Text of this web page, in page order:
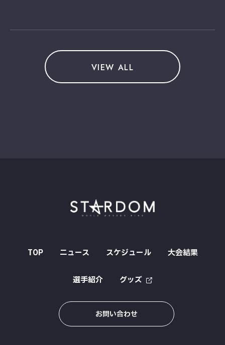
VIEW ALL
TOP ニュース スケジュール 大会結果
選手紹介 グッズ
お問い合わせ